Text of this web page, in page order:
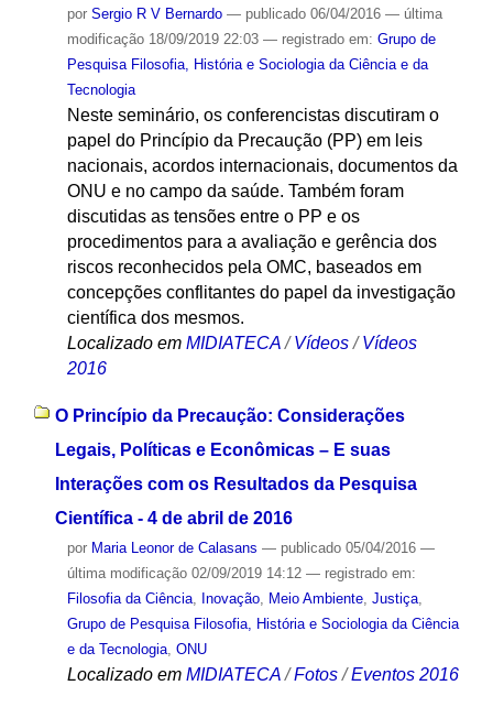
por Sergio R V Bernardo — publicado06/04/2016 — última
modificação18/09/2019 22:03 — registrado em: Grupo de
Pesquisa Filosofia, História e Sociologia da Ciência e da
Tecnologia
Neste seminário, os conferencistas discutiram o
papel do Princípio da Precaução (PP) em leis
nacionais, acordos internacionais, documentos da
ONU e no campo da saúde. Também foram
discutidas as tensões entre o PP e os
procedimentos para a avaliação e gerência dos
riscos reconhecidos pela OMC, baseados em
concepções conflitantes do papel da investigação
científica dos mesmos.
Localizado em MIDIATECA /Vídeos /Vídeos
2016
O Princípio da Precaução: Considerações
Legais, Políticas e Econômicas – E suas
Interações com os Resultados da Pesquisa
Científica - 4 de abril de 2016
por Maria Leonor de Calasans — publicado05/04/2016 —
última modificação02/09/2019 14:12 — registrado em:
Filosofia da Ciência, Inovação, Meio Ambiente, Justiça,
Grupo de Pesquisa Filosofia, História e Sociologia da Ciência
e da Tecnologia, ONU
Localizado em MIDIATECA /Fotos /Eventos 2016